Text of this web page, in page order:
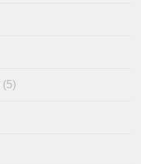
(5)